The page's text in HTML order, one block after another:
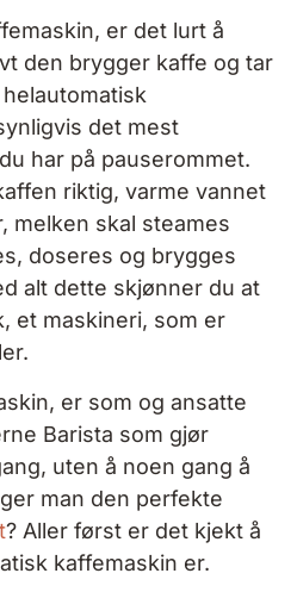
er det lurt å
den brygger kaffe og tar
det mest
har på pauserommet.
riktig, varme vannet
melken skal steames
doseres og brygges
alt dette skjønner du at
et maskineri, som er
er som og ansatte
Barista som gjør
uten å noen gang å
man den perfekte
? Aller først er det kjekt å
kaffemaskin er.